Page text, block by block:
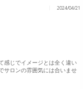
2024/04/21
感じでイメージとは全く違い
サロンの雰囲気には合いませ